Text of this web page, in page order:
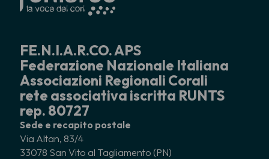
FE.N.I.A.R.CO. APS
Federazione Nazionale Italiana
Associazioni Regionali Corali
rete associativa iscritta RUNTS
rep. 80727
Sede e recapito postale
Via Altan, 83/4
33078 San Vito al Tagliamento (PN)